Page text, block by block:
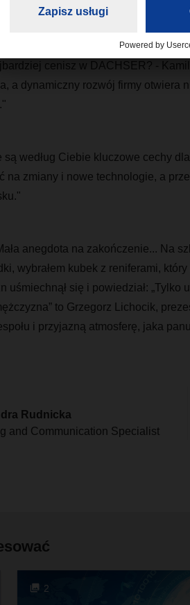
nie po myśli, a zimna krew to klucz
cenisz w DACHSER? -
a dynamiczny rozwój firmy otwiera
są według Ciebie kluczowe cechy
na zmiany i nowe technologie, a
anegdota na zakończenie... Na
wybrałem kubek z reniferami,
uśmiechnął się i powiedział:
to Grzegorz Lichocik,
i przyjazną atmosferę, jaka
Rudnicka
and Communication Specialist
2